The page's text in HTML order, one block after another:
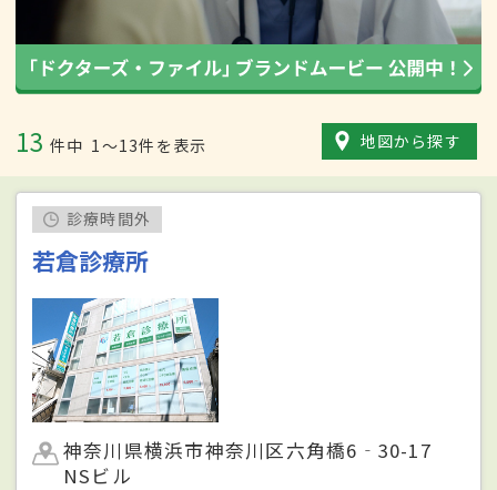
13 件中 1〜13件を表示 地図から探す
診療時間外
若倉診療所
神奈川県横浜市神奈川区六角橋6‐30-17
NSビル